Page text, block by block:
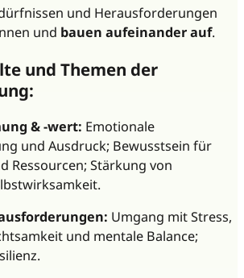
und Herausforderungen
und bauen aufeinander auf.
und Themen der
& -wert: Emotionale
und Ausdruck; Bewusstsein für
Ressourcen; Stärkung von
Umgang mit Stress,
und mentale Balance;